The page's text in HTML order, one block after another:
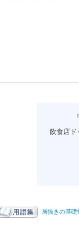
飲食店ド
居抜きの基礎